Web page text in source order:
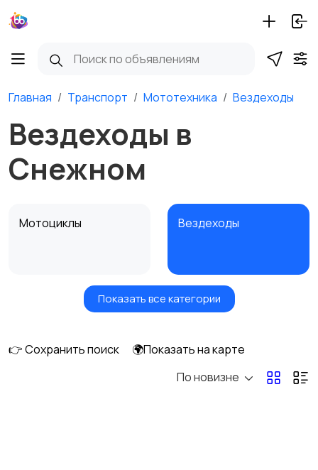
Главная Транспорт Мототехника Вездеходы
Вездеходы в
Снежном
Мотоциклы Вездеходы
Квадроциклы и багги
Снегоходы
Показать все категории
👉 Сохранить поиск
🌍Показать на карте
По новизне